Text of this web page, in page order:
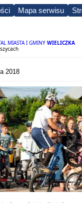
Mapa serwisu
MIASTA I GMINY WIELICZKA
2018